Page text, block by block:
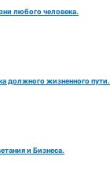
любого человека.
должного жизненного пути.
и Бизнеса.